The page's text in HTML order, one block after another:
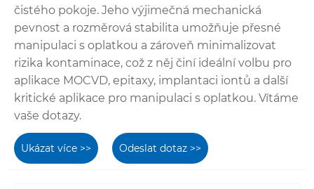
čistého pokoje. Jeho výjimečná mechanická
pevnost a rozměrová stabilita umožňuje přesné
manipulaci s oplatkou a zároveň minimalizovat
rizika kontaminace, což z něj činí ideální volbu pro
aplikace MOCVD, epitaxy, implantaci iontů a další
kritické aplikace pro manipulaci s oplatkou. Vítáme
vaše dotazy.
Ukázat více >> Odeslat dotaz >>